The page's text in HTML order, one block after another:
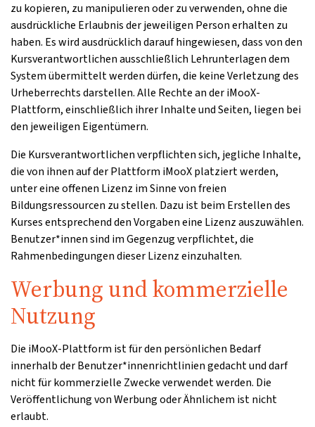
zu kopieren, zu manipulieren oder zu verwenden, ohne die
ausdrückliche Erlaubnis der jeweiligen Person erhalten zu
haben. Es wird ausdrücklich darauf hingewiesen, dass von den
Kursverantwortlichen ausschließlich Lehrunterlagen dem
System übermittelt werden dürfen, die keine Verletzung des
Urheberrechts darstellen. Alle Rechte an der iMooX-
Plattform, einschließlich ihrer Inhalte und Seiten, liegen bei
den jeweiligen Eigentümern.
Die Kursverantwortlichen verpflichten sich, jegliche Inhalte,
die von ihnen auf der Plattform iMooX platziert werden,
unter eine offenen Lizenz im Sinne von freien
Bildungsressourcen zu stellen. Dazu ist beim Erstellen des
Kurses entsprechend den Vorgaben eine Lizenz auszuwählen.
Benutzer*innen sind im Gegenzug verpflichtet, die
Rahmenbedingungen dieser Lizenz einzuhalten.
Werbung und kommerzielle
Nutzung
Die iMooX-Plattform ist für den persönlichen Bedarf
innerhalb der Benutzer*innenrichtlinien gedacht und darf
nicht für kommerzielle Zwecke verwendet werden. Die
Veröffentlichung von Werbung oder Ähnlichem ist nicht
erlaubt.